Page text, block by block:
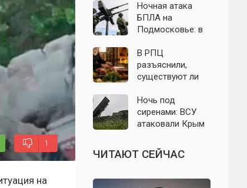
1
на
ночном налёте на
Подмосковье
Ночная атака
БПЛА на
Подмосковье: в
округе сбиты
воздушные цели
В РПЦ
разъяснили,
существуют ли
которые
православным
нельзя есть даже
Ночь под
сиренами: ВСУ
атаковали Крым
— свежие
подробности на 9
ЧИТАЮТ СЕЙЧАС